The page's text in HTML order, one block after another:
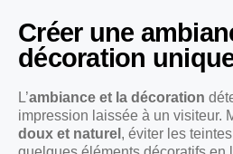
Créer une
décoration
L’ambiance et la décoration
impression laissée à un visiteur.
doux et naturel , éviter les